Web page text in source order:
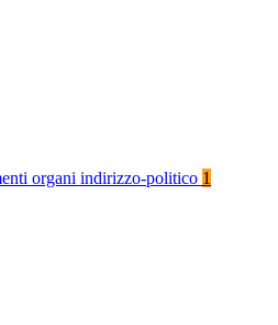
organi indirizzo-politico 1